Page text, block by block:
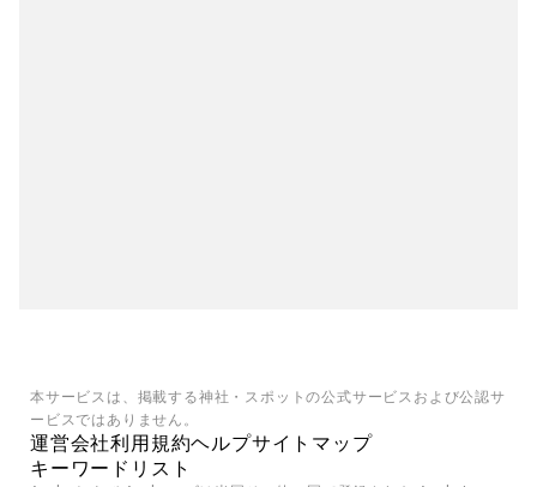
本サービスは、掲載する神社・スポットの公式サービスおよび公認サ
ービスではありません。
運営会社利用規約ヘルプサイトマップ
キーワードリスト